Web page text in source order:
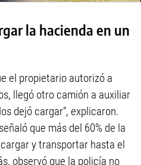
la hacienda en un
el propietario autorizó a
llegó otro camión a auxiliar
dejó cargar”, explicaron.
que más del 60% de la
y transportar hasta el
observó que la policía no